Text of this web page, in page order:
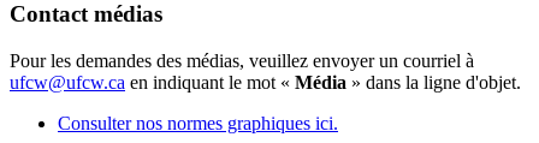
Contact médias
Pour les demandes des médias, veuillez envoyer un courriel à
ufcw@ufcw.ca en indiquant le mot « Média » dans la ligne d'objet.
Consulter nos normes graphiques ici.